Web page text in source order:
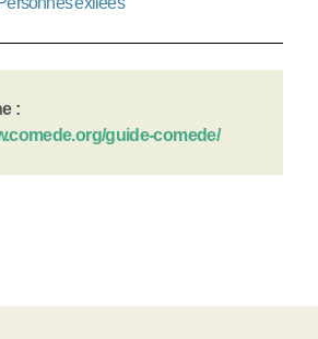
:
guide-comede/